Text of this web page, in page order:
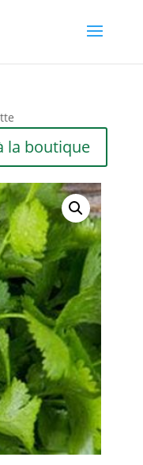
la boutique